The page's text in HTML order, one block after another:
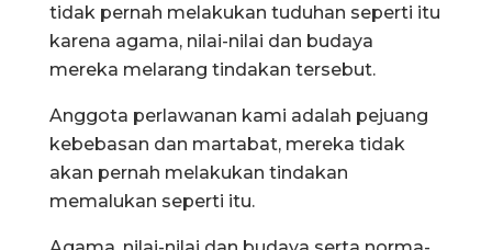
tidak pernah melakukan tuduhan seperti itu
karena agama, nilai-nilai dan budaya
mereka melarang tindakan tersebut.
Anggota perlawanan kami adalah pejuang
kebebasan dan martabat, mereka tidak
akan pernah melakukan tindakan
memalukan seperti itu.